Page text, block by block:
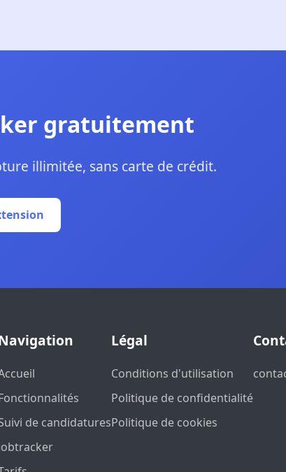
gratuitement
illimitée, sans carte de crédit.
de candidatures
Légal
Conditions d'utilisation
Politique de confidentialité
Politique de cookies